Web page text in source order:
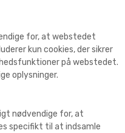
for, at webstedet
kun cookies, der sikrer
på webstedet.
oplysninger.
nødvendige for, at
specifikt til at indsamle